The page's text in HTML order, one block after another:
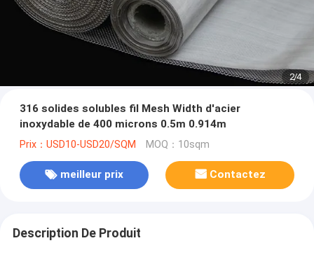
2/4
316 solides solubles fil Mesh Width d'acier
inoxydable de 400 microns 0.5m 0.914m
Prix：USD10-USD20/SQM MOQ：10sqm
meilleur prix Contactez
Description De Produit